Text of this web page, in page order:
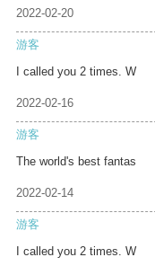
2022-02-20
游客
I called you 2 times. W
2022-02-16
游客
The world's best fantas
2022-02-14
游客
I called you 2 times. W